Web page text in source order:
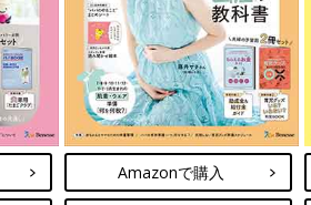
Amazonで購入